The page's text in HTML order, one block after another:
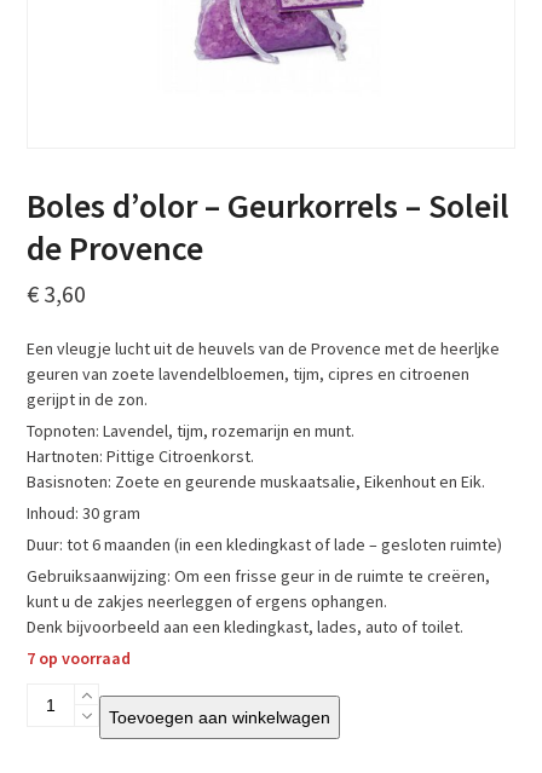
Boles d’olor – Geurkorrels – Soleil
de Provence
€ 3,60
Een vleugje lucht uit de heuvels van de Provence met de heerljke
geuren van zoete lavendelbloemen, tijm, cipres en citroenen
gerijpt in de zon.
Topnoten: Lavendel, tijm, rozemarijn en munt.
Hartnoten: Pittige Citroenkorst.
Basisnoten: Zoete en geurende muskaatsalie, Eikenhout en Eik.
Inhoud: 30 gram
Duur: tot 6 maanden (in een kledingkast of lade – gesloten ruimte)
Gebruiksaanwijzing: Om een frisse geur in de ruimte te creëren,
kunt u de zakjes neerleggen of ergens ophangen.
Denk bijvoorbeeld aan een kledingkast, lades, auto of toilet.
7 op voorraad
Boles
Toevoegen aan winkelwagen